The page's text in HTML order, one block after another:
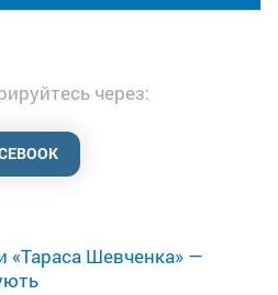
«Тараса Шевченка» —
через: